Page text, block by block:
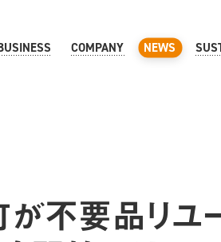
COMPANY NEWS
不要品リユ